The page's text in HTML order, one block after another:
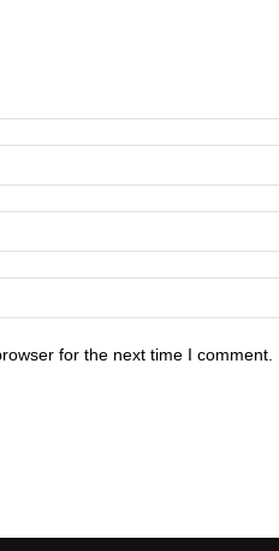
for the next time I comment.